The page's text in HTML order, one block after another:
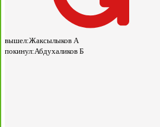
вышел:Жаксылыков А
покинул:Абдухаликов Б